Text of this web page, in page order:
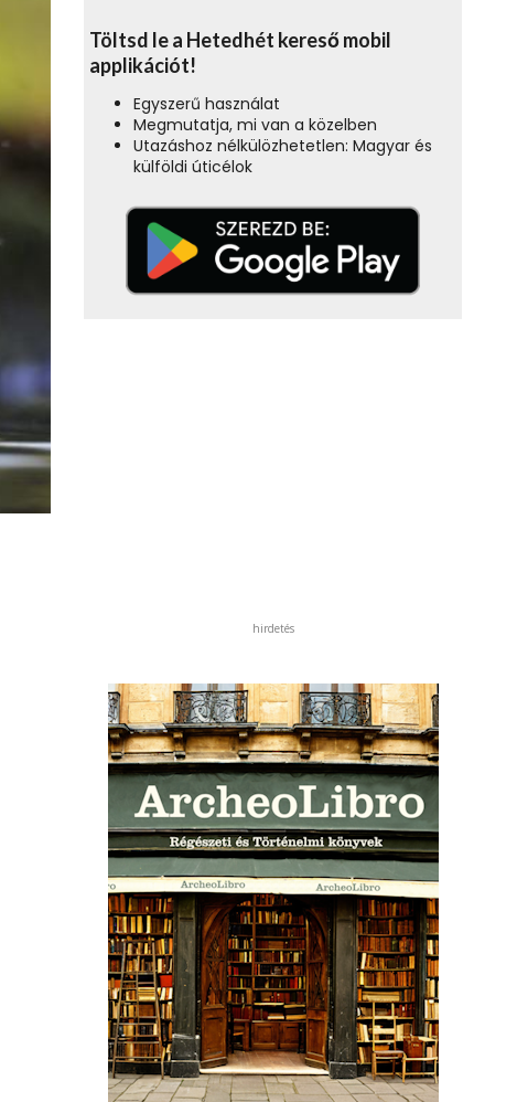
Töltsd le a Hetedhét kereső mobil
applikációt!
Egyszerű használat
Megmutatja, mi van a közelben
Utazáshoz nélkülözhetetlen: Magyar és
külföldi úticélok
hirdetés